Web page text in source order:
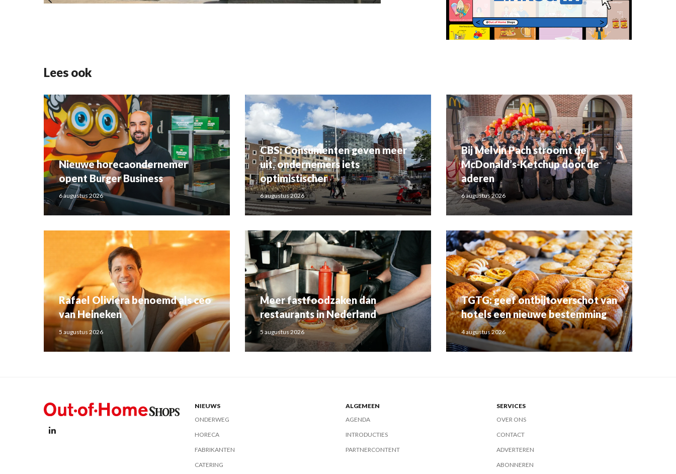
Lees ook
Nieuwe horecaondernemer
opent Burger Business
6 augustus 2026
CBS: Consumenten geven meer
uit, ondernemers iets
optimistischer
6 augustus 2026
Bij Melvin Pach stroomt de
McDonald’s-Ketchup door de
aderen
6 augustus 2026
Rafael Oliviera benoemd als ceo
van Heineken
5 augustus 2026
Meer fastfoodzaken dan
restaurants in Nederland
5 augustus 2026
TGTG: geef ontbijtoverschot van
hotels een nieuwe bestemming
4 augustus 2026
NIEUWS
ONDERWEG
HORECA
FABRIKANTEN
CATERING
ALGEMEEN
AGENDA
INTRODUCTIES
PARTNERCONTENT
SERVICES
OVER ONS
CONTACT
ADVERTEREN
ABONNEREN